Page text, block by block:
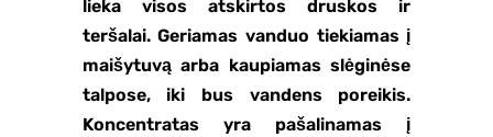
lieka visos atskirtos druskos ir
teršalai. Geriamas vanduo tiekiamas į
maišytuvą arba kaupiamas slėginėse
talpose, iki bus vandens poreikis.
Koncentratas yra pašalinamas į